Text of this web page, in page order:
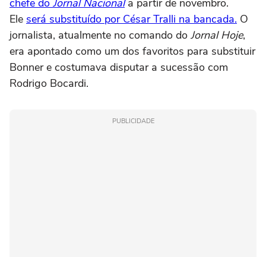
chefe do Jornal Nacionala partir de novembro.
Ele será substituído por César Tralli na bancada. O
jornalista, atualmente no comando do Jornal Hoje,
era apontado como um dos favoritos para substituir
Bonner e costumava disputar a sucessão com
Rodrigo Bocardi.
PUBLICIDADE